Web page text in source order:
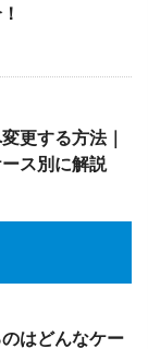
更する方法｜
ス別に解説
はどんなケー